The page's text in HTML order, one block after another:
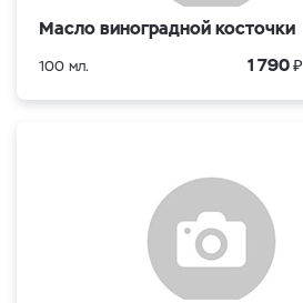
Масло виноградной косточки
100 мл. 1 790₽